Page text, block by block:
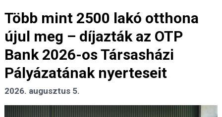
Több mint 2500 lakó otthona
újul meg – díjazták az OTP
Bank 2026-os Társasházi
Pályázatának nyerteseit
2026. augusztus 5.